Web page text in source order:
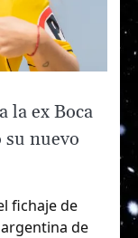
la ex Boca
nuevo
fichaje de
de